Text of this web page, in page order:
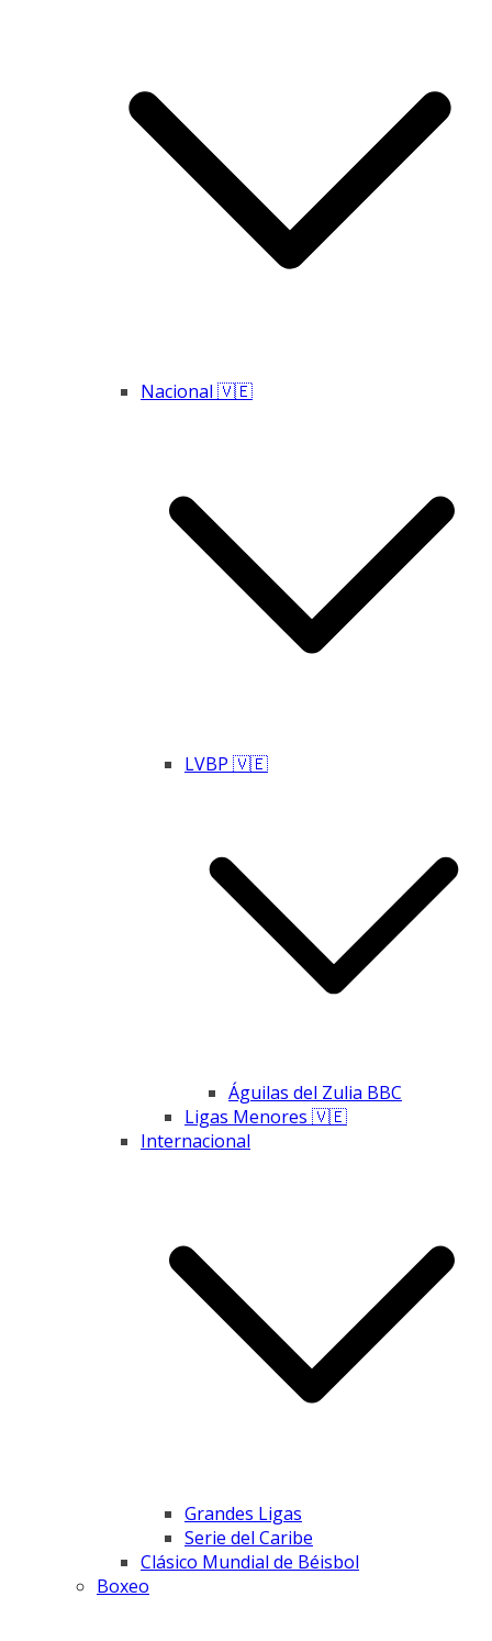
Nacional 🇻🇪
LVBP 🇻🇪
Águilas del Zulia BBC
Ligas Menores 🇻🇪
Internacional
Grandes Ligas
Serie del Caribe
Clásico Mundial de Béisbol
Boxeo